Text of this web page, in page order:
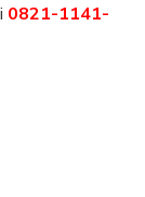
0821-1141-